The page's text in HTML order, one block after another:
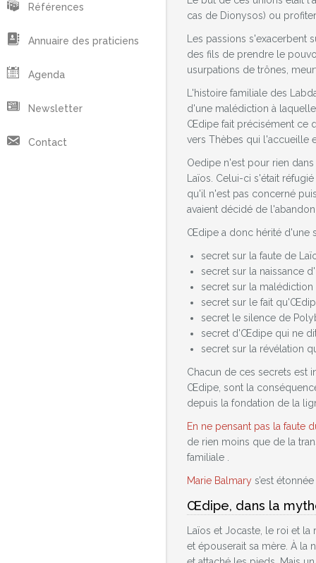
Références
Annuaire des praticiens
Agenda
Newsletter
Contact
cas de Dionysos) ou
Les passions
des fils de prendre le
usurpations de trônes,
L'histoire familiale des
d'une malédiction à
Œdipe fait précisément ce
vers Thèbes qui l'accueille
Oedipe n'est pour rien
Laïos. Celui-ci s'était
qu'il n'est pas concerné
avaient décidé de
Œdipe a donc hérité d'une
secret sur la faute de
secret sur la naissance
secret sur la
secret sur le fait
secret le silence de
secret d'Œdipe qui ne
secret sur la révélation
Chacun de ces secrets est
Œdipe, sont la
depuis la fondation de la
En ne pensant pas la
de rien moins que de la
familiale .
Marie Balmary s’est
Œdipe, dans la
Laïos et Jocaste, le roi et
et épouserait sa mère. À la